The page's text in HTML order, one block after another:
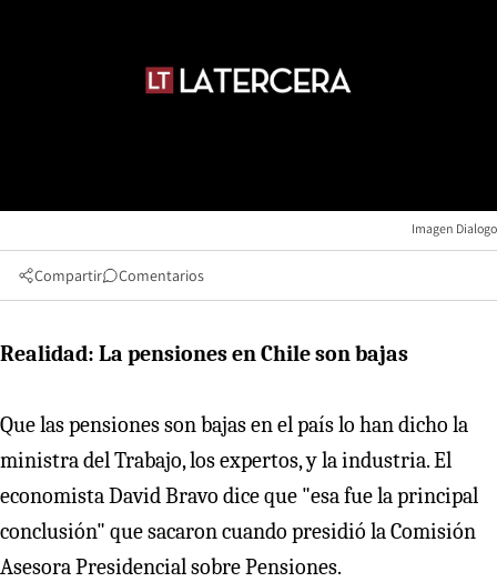
Imagen Dialogo
Compartir Comentarios
Realidad: La pensiones en Chile son bajas
Que las pensiones son bajas en el país lo han dicho la
ministra del Trabajo, los expertos, y la industria. El
economista David Bravo dice que "esa fue la principal
conclusión" que sacaron cuando presidió la Comisión
Asesora Presidencial sobre Pensiones.